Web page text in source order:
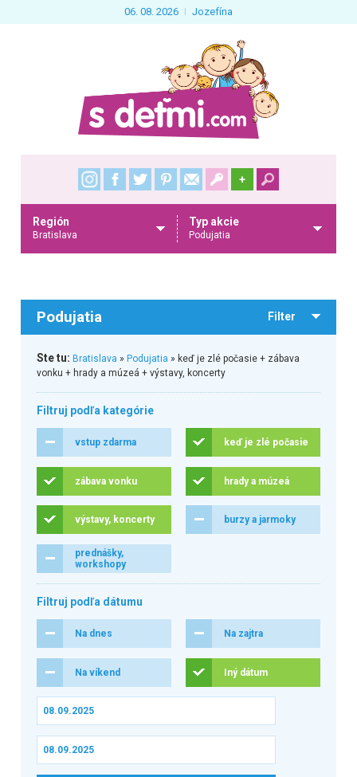
06. 08. 2026 Jozefína
+
Región
Bratislava
Typ akcie
Podujatia
Podujatia Filter
Ste tu: Bratislava » Podujatia » keď je zlé počasie + zábava
vonku + hrady a múzeá + výstavy, koncerty
Filtruj podľa kategórie
vstup zdarma keď je zlé počasie
zábava vonku hrady a múzeá
výstavy, koncerty burzy a jarmoky
prednášky,
workshopy
Filtruj podľa dátumu
Na dnes Na zajtra
Na víkend Iný dátum